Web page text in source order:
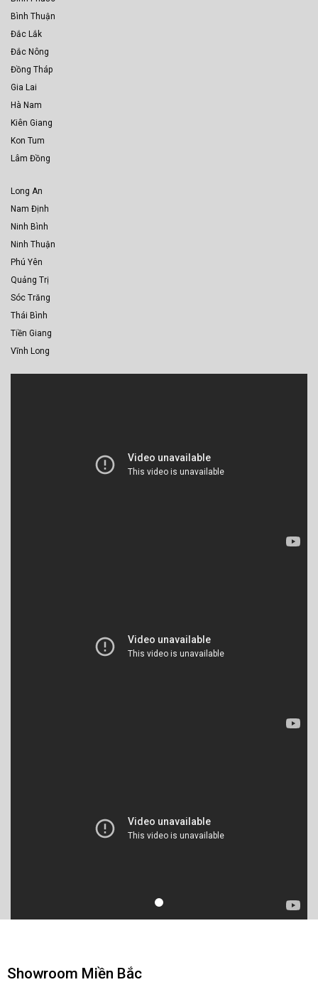
Bình Thuận
Đắc Lắk
Đắc Nông
Đồng Tháp
Gia Lai
Hà Nam
Kiên Giang
Kon Tum
Lâm Đồng
Long An
Nam Định
Ninh Bình
Ninh Thuận
Phú Yên
Quảng Trị
Sóc Trăng
Thái Bình
Tiền Giang
Vĩnh Long
Showroom Miền Bắc